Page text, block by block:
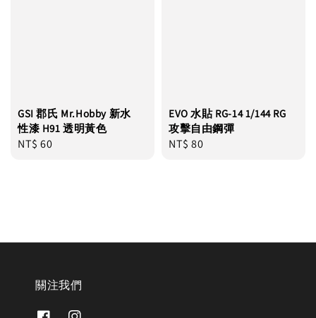
GSI 郡氏 Mr.Hobby 新水
性漆 H91 透明黃色
Regular
NT$ 60
EVO 水貼 RG-14 1/144 RG
攻擊自由鋼彈
Regular
NT$ 80
關注我們